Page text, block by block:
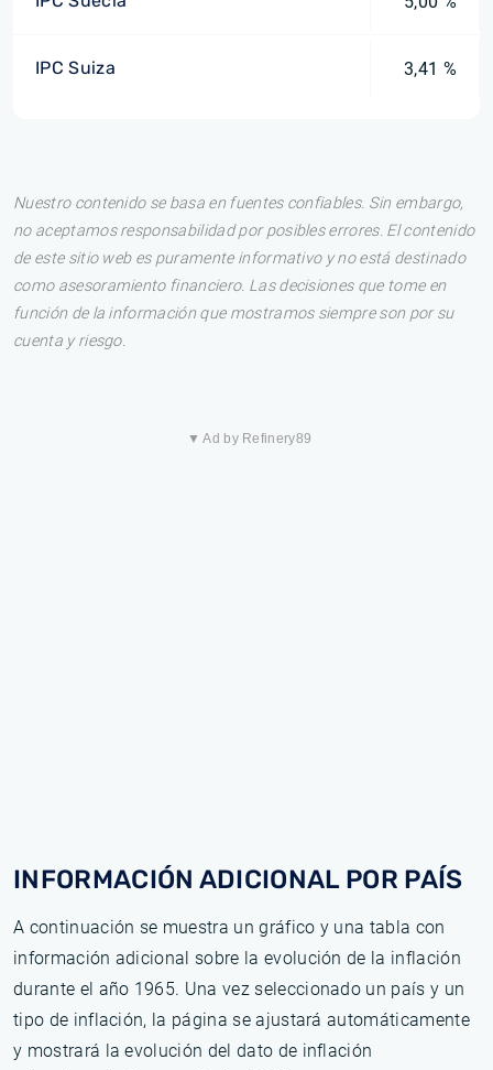
IPC Suiza 3,41 %
Nuestro contenido se basa en fuentes confiables. Sin embargo,
no aceptamos responsabilidad por posibles errores. El contenido
de este sitio web es puramente informativo y no está destinado
como asesoramiento financiero. Las decisiones que tome en
función de la información que mostramos siempre son por su
cuenta y riesgo.
▼ Ad by Refinery89
INFORMACIÓN ADICIONAL POR PAÍS
A continuación se muestra un gráfico y una tabla con
información adicional sobre la evolución de la inflación
durante el año 1965. Una vez seleccionado un país y un
tipo de inflación, la página se ajustará automáticamente
y mostrará la evolución del dato de inflación